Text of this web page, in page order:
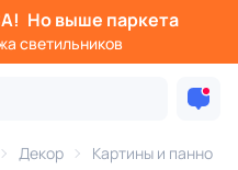
Но выше паркета
светильников
Декор Картины и панно